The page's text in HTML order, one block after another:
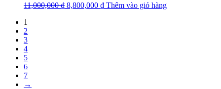
11,000,000₫ 8,800,000 ₫ Thêm vào giỏ hàng
1
2
3
4
5
6
7
→